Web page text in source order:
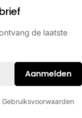
de laatste
Aanmelden